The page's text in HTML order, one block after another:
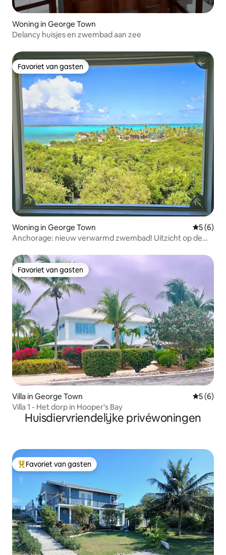
Woning in George Town
Delancy huisjes en zwembad aan zee
Favoriet van gasten
Favoriet van gasten
Woning in George Town
5 (6)
Anchorage: nieuw verwarmd zwembad! Uitzicht op de
Favoriet van gasten
Favoriet van gasten
Villa in George Town
5 (6)
Villa 1 - Het dorp in Hooper's Bay
Huisdiervriendelijke privéwoningen
Topfavoriet van gasten
Favoriet van gasten